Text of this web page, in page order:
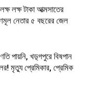
লক্ষ টাকা আত্মসাতের
নেতার ৫ বছরের জেল
পায়নি, খড়্গপুরে বিষপান
মৃত্যু প্রেমিকার, প্রেমিক